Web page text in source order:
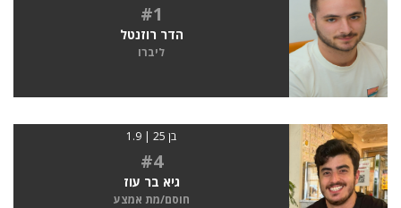
#1
הדר רוזנטל
ליברו
בן 25 | 1.9
#4
גיא בר עוז
חוסם/מת אמצע